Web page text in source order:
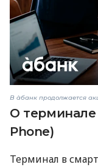
В àбанк продолжается
О
Phone)
Терминал в